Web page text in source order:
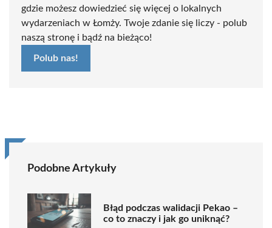
gdzie możesz dowiedzieć się więcej o lokalnych
wydarzeniach w Łomży. Twoje zdanie się liczy - polub
naszą stronę i bądź na bieżąco!
Polub nas!
Podobne Artykuły
Błąd podczas walidacji Pekao –
co to znaczy i jak go uniknąć?